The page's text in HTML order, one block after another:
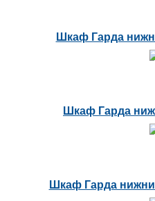
Шкаф Гарда
Шкаф Гарда
Шкаф Гарда